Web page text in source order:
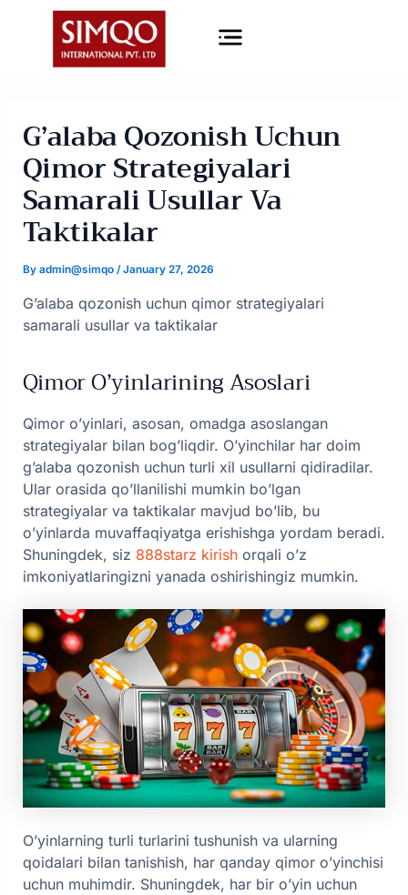
G’alaba Qozonish Uchun
Qimor Strategiyalari
Samarali Usullar Va
Taktikalar
By admin@simqo /January 27, 2026
G’alaba qozonish uchun qimor strategiyalari
samarali usullar va taktikalar
Qimor O’yinlarining Asoslari
Qimor o’yinlari, asosan, omadga asoslangan
strategiyalar bilan bog’liqdir. O’yinchilar har doim
g’alaba qozonish uchun turli xil usullarni qidiradilar.
Ular orasida qo’llanilishi mumkin bo’lgan
strategiyalar va taktikalar mavjud bo’lib, bu
o’yinlarda muvaffaqiyatga erishishga yordam beradi.
Shuningdek, siz 888starz kirishorqali o’z
imkoniyatlaringizni yanada oshirishingiz mumkin.
O’yinlarning turli turlarini tushunish va ularning
qoidalari bilan tanishish, har qanday qimor o’yinchisi
uchun muhimdir. Shuningdek, har bir o’yin uchun